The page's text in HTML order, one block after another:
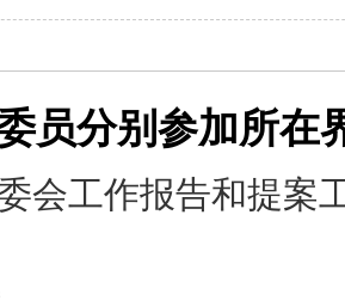
员分别参加所在
会工作报告和提案